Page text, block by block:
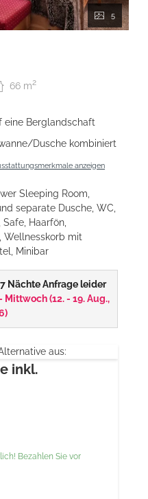
5
66 m2
eine Berglandschaft
Dusche kombiniert
anzeigen
Sleeping Room,
separate Dusche, WC,
Haarfön,
Wellnesskorb mit
Minibar
Nächte Anfrage leider
Mittwoch(12. - 19. Aug.,
)
aus:
inkl.
Bezahlen Sie vor